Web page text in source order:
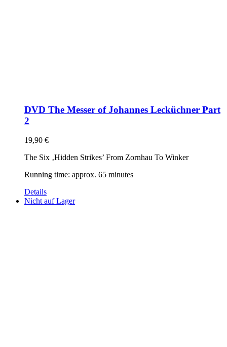
DVD The Messer of Johannes Lecküchner Part
2
19,90 €
The Six ‚Hidden Strikes’ From Zornhau To Winker
Running time: approx. 65 minutes
Details
Nicht auf Lager